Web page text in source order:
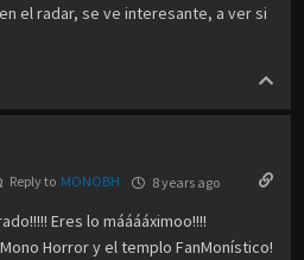
el radar, se ve interesante, a ver si
Reply to MONOBH 8 years ago
Eres lo mááááximoo!!!!
Horror y el templo FanMonístico!